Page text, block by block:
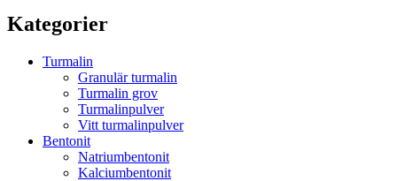
Kategorier
Turmalin
Granulär turmalin
Turmalin grov
Turmalinpulver
Vitt turmalinpulver
Bentonit
Natriumbentonit
Kalciumbentonit